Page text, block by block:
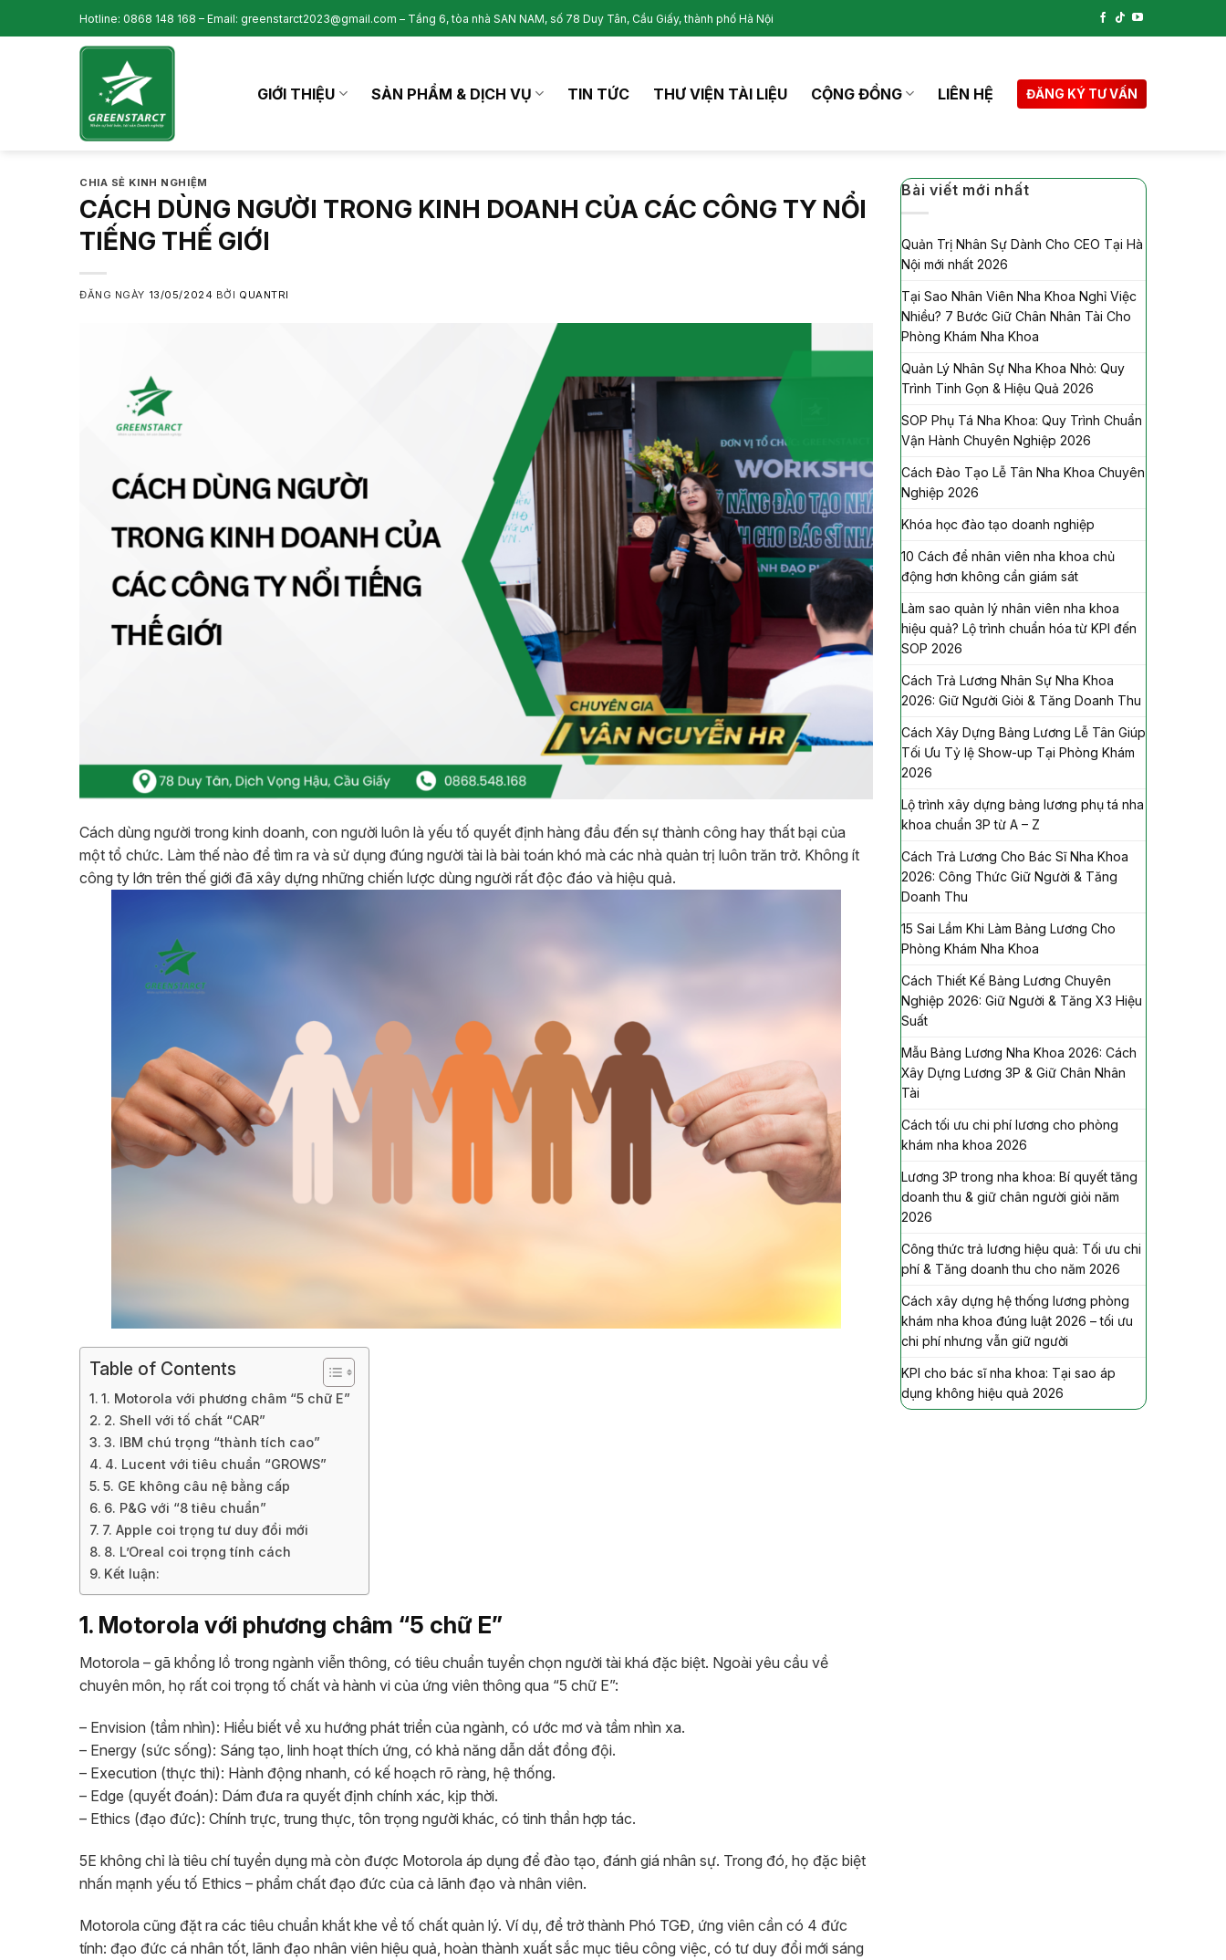
to
Hotline: 0868 148 168 – Email: greenstarct2023@gmail.com – Tầng 6, tòa nhà SAN NAM, số 78 Duy Tân, Cầu Giấy, thành phố Hà Nội
GIỚI THIỆU SẢN PHẨM & DỊCH VỤ TIN TỨC THƯ VIỆN TÀI LIỆU CỘNG ĐỒNG LIÊN HỆ ĐĂNG KÝ TƯ VẤN
CHIA SẺ KINH NGHIỆM
CÁCH DÙNG NGƯỜI TRONG KINH DOANH CỦA CÁC CÔNG TY NỔI
TIẾNG THẾ GIỚI
ĐĂNG NGÀY 13/05/2024 BỞI QUANTRI
Cách dùng người trong kinh doanh, con người luôn là yếu tố quyết định hàng đầu đến sự thành công hay thất bại của
một tổ chức. Làm thế nào để tìm ra và sử dụng đúng người tài là bài toán khó mà các nhà quản trị luôn trăn trở. Không ít
công ty lớn trên thế giới đã xây dựng những chiến lược dùng người rất độc đáo và hiệu quả.
Table of Contents
1. Motorola với phương châm “5 chữ E”
2. Shell với tố chất “CAR”
3. IBM chú trọng “thành tích cao”
4. Lucent với tiêu chuẩn “GROWS”
5. GE không câu nệ bằng cấp
6. P&G với “8 tiêu chuẩn”
7. Apple coi trọng tư duy đổi mới
8. L’Oreal coi trọng tính cách
Kết luận:
1. Motorola với phương châm “5 chữ E”
Motorola – gã khổng lồ trong ngành viễn thông, có tiêu chuẩn tuyển chọn người tài khá đặc biệt. Ngoài yêu cầu về
chuyên môn, họ rất coi trọng tố chất và hành vi của ứng viên thông qua “5 chữ E”:
– Envision (tầm nhìn): Hiểu biết về xu hướng phát triển của ngành, có ước mơ và tầm nhìn xa.
– Energy (sức sống): Sáng tạo, linh hoạt thích ứng, có khả năng dẫn dắt đồng đội.
– Execution (thực thi): Hành động nhanh, có kế hoạch rõ ràng, hệ thống.
– Edge (quyết đoán): Dám đưa ra quyết định chính xác, kịp thời.
– Ethics (đạo đức): Chính trực, trung thực, tôn trọng người khác, có tinh thần hợp tác.
5E không chỉ là tiêu chí tuyển dụng mà còn được Motorola áp dụng để đào tạo, đánh giá nhân sự. Trong đó, họ đặc biệt
nhấn mạnh yếu tố Ethics – phẩm chất đạo đức của cả lãnh đạo và nhân viên.
Motorola cũng đặt ra các tiêu chuẩn khắt khe về tố chất quản lý. Ví dụ, để trở thành Phó TGĐ, ứng viên cần có 4 đức
tính: đạo đức cá nhân tốt, lãnh đạo nhân viên hiệu quả, hoàn thành xuất sắc mục tiêu công việc, có tư duy đổi mới sáng
Bài viết mới nhất
Quản Trị Nhân Sự Dành Cho CEO Tại Hà
Nội mới nhất 2026
Tại Sao Nhân Viên Nha Khoa Nghỉ Việc
Nhiều? 7 Bước Giữ Chân Nhân Tài Cho
Phòng Khám Nha Khoa
Quản Lý Nhân Sự Nha Khoa Nhỏ: Quy
Trình Tinh Gọn & Hiệu Quả 2026
SOP Phụ Tá Nha Khoa: Quy Trình Chuẩn
Vận Hành Chuyên Nghiệp 2026
Cách Đào Tạo Lễ Tân Nha Khoa Chuyên
Nghiệp 2026
Khóa học đào tạo doanh nghiệp
10 Cách để nhân viên nha khoa chủ
động hơn không cần giám sát
Làm sao quản lý nhân viên nha khoa
hiệu quả? Lộ trình chuẩn hóa từ KPI đến
SOP 2026
Cách Trả Lương Nhân Sự Nha Khoa
2026: Giữ Người Giỏi & Tăng Doanh Thu
Cách Xây Dựng Bảng Lương Lễ Tân Giúp
Tối Ưu Tỷ lệ Show-up Tại Phòng Khám
2026
Lộ trình xây dựng bảng lương phụ tá nha
khoa chuẩn 3P từ A – Z
Cách Trả Lương Cho Bác Sĩ Nha Khoa
2026: Công Thức Giữ Người & Tăng
Doanh Thu
15 Sai Lầm Khi Làm Bảng Lương Cho
Phòng Khám Nha Khoa
Cách Thiết Kế Bảng Lương Chuyên
Nghiệp 2026: Giữ Người & Tăng X3 Hiệu
Suất
Mẫu Bảng Lương Nha Khoa 2026: Cách
Xây Dựng Lương 3P & Giữ Chân Nhân
Tài
Cách tối ưu chi phí lương cho phòng
khám nha khoa 2026
Lương 3P trong nha khoa: Bí quyết tăng
doanh thu & giữ chân người giỏi năm
2026
Công thức trả lương hiệu quả: Tối ưu chi
phí & Tăng doanh thu cho năm 2026
Cách xây dựng hệ thống lương phòng
khám nha khoa đúng luật 2026 – tối ưu
chi phí nhưng vẫn giữ người
KPI cho bác sĩ nha khoa: Tại sao áp
dụng không hiệu quả 2026